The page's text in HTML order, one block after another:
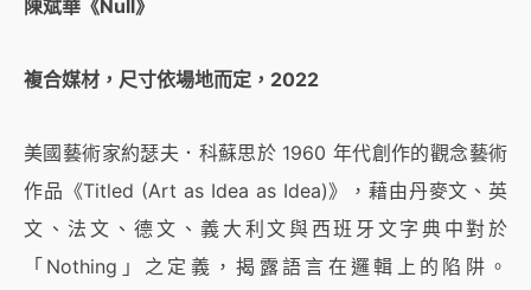
陳斌華《Null》
複合媒材，尺寸依場地而定，2022
美國藝術家約瑟夫．科蘇思於 1960 年代創作的觀念藝術
作品《Titled (Art as Idea as Idea)》，藉由丹麥文、英
文、法文、德文、義大利文與西班牙文字典中對於
「Nothing」之定義，揭露語言在邏輯上的陷阱。